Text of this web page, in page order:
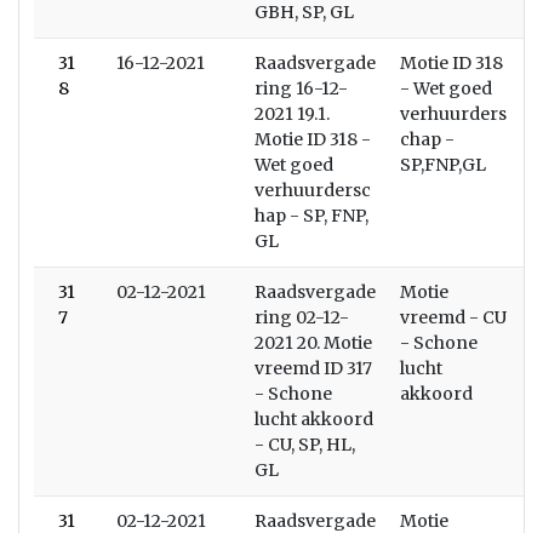
GBH, SP, GL
31
8
16-12-2021
Raadsvergade
ring 16-12-
2021 19.1.
Motie ID 318 -
Wet goed
verhuurdersc
hap - SP, FNP,
GL
Motie ID 318
- Wet goed
verhuurders
chap -
SP,FNP,GL
31
7
02-12-2021
Raadsvergade
ring 02-12-
2021 20. Motie
vreemd ID 317
- Schone
lucht akkoord
- CU, SP, HL,
GL
Motie
vreemd - CU
- Schone
lucht
akkoord
31
02-12-2021
Raadsvergade
Motie